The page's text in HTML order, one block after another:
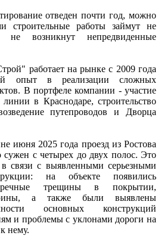
отведен почти год, можно
строительные работы займут не
возникнут непредвиденные
работает на рынке с 2009 года
опыт в реализации сложных
В портфеле компании - участие
в Краснодаре, строительство
путепроводов и Дворца
июня 2025 года проезд из Ростова
с четырех до двух полос. Это
связи с выявленными серьезными
на объекте появились
трещины в покрытии,
а также были выявлены
основных конструкций
и проблемы с уклонами дороги на
нему.